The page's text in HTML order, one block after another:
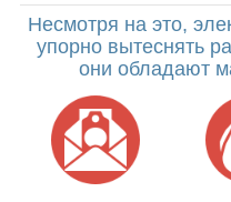
Несмотря на это,
упорно вытеснять
они обладают